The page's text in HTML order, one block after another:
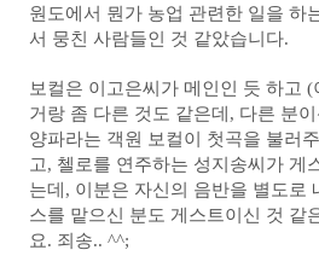
원도에서 뭔가 농업 관련한 일을 하
서 뭉친 사람들인 것 같았습니다.
보컬은 이고은씨가 메인인 듯 하고
거랑 좀 다른 것도 같은데, 다른 분
양파라는 객원 보컬이 첫곡을 불러
고, 첼로를 연주하는 성지송씨가 게
는데, 이분은 자신의 음반을 별도로
스를 맡으신 분도 게스트이신 것 같
요. 죄송.. ^^;